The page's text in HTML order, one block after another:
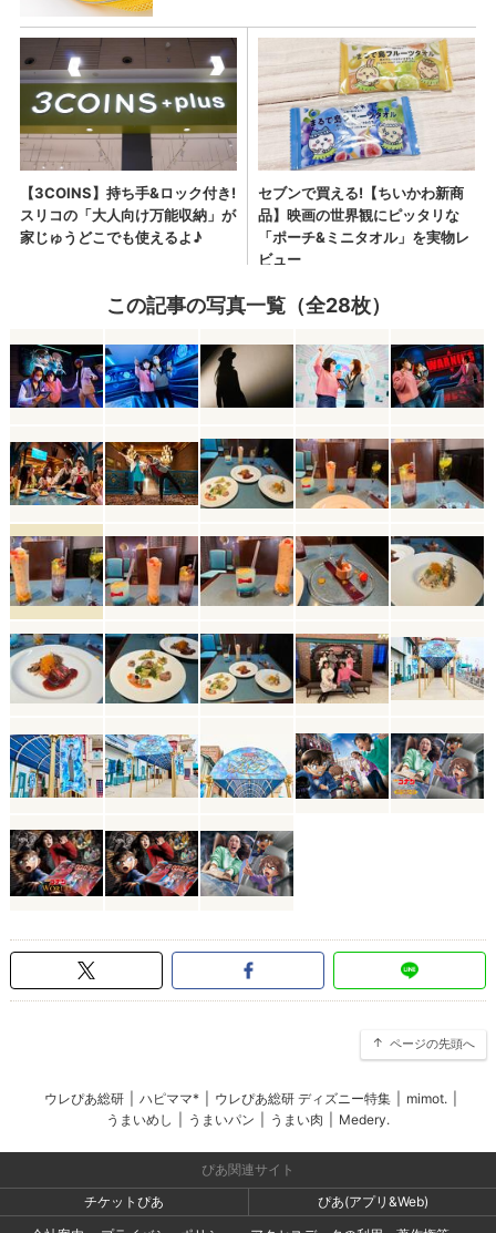
この記事の写真一覧（全28枚）
ページの先頭へ
ウレぴあ総研 ハピママ* ウレぴあ総研 ディズニー特集 mimot.
うまいめし
うまいパン うまい肉 Medery.
ぴあ関連サイト
チケットぴあ
ぴあ(アプリ&Web)